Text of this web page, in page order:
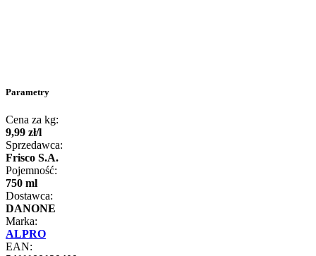
Parametry
Cena za kg:
9,99 zł/l
Sprzedawca:
Frisco S.A.
Pojemność:
750 ml
Dostawca:
DANONE
Marka:
ALPRO
EAN: